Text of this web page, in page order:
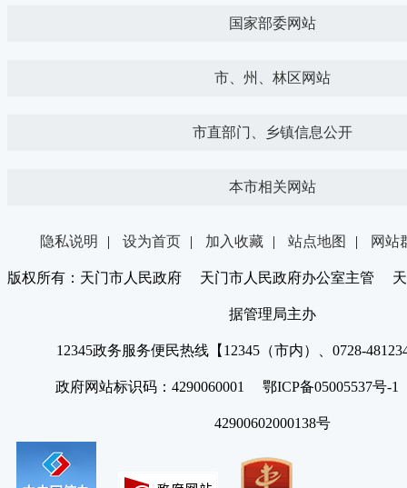
国家部委网站
市、州、林区网站
市直部门、乡镇信息公开
本市相关网站
隐私说明 | 设为首页 | 加入收藏 | 站点地图 | 网站
版权所有：天门市人民政府 天门市人民政府办公室主管 天
据管理局主办
12345政务服务便民热线【12345（市内）、0728-
政府网站标识码：4290060001 鄂ICP备05005537号
42900602000138号